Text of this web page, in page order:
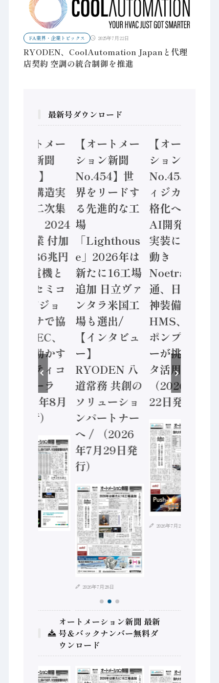
FA業界・企業トピックス 2025年7月22日
RYODEN、CoolAutomation Japanと代理
店契約 空調の統合制御を推進
最新号ダウンロード
【オートメー
ション新聞
No.455】
「経済構造実
態調査二次集
計結果」2024
年製造業 付加
価値額86兆円
/ 三菱電機と
ソニーセミコ
ン AIビジョ
ンセンサで協
業 / IDEC、
安全に動かす
セーフティコ
ントローラ
（2026年8月
5日発行）
【オートメー
ション新聞
No.454】世
界をリードす
る先進的な工
場
「Lighthous
e」2026年は
新たに16工場
追加 日立ヴァ
ンタラ米国工
場も選出/
【インタビュ
ー】
RYODEN 八
道常務 共創の
ソリューショ
ンパートナー
へ / （2026
年7月29日発
行）
2026年7月28日
【オートメー
ション新聞
No.453】フ
ィジカルAI本
格化へ 国産
AI開発や社会
実装に活発な
動き
Noetra、富士
通、日立 / 兵
神装備 ×
HMS、老舗
ポンプメーカ
ーが挑むデー
タ活用 など
（2026年7月
22日発行）
2026年7月21日
オートメーション新聞 最新
号＆バックナンバー無料ダ
ウンロード